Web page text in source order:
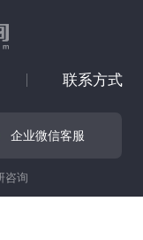
联系方式
企业微信客服
咨询